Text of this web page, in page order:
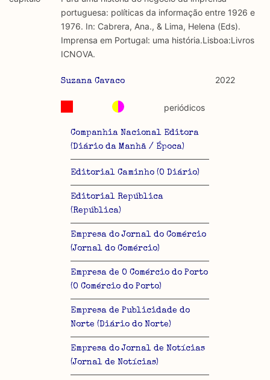
Limitações
A lista procura incluir as publicações mais relevantes
a algumas das publicações que aqui se encontram
discurso e uso da liberdade de expressão. Trata-se de
uma censura que é omnipresente, dado que é
constitutiva do próprio acto de fala.
Regulatória e Constitutiva : são combinadas ambas
Tipo investigação realizada
Os resultados obtidos podem ser exportados em formato
.csv para importação em programas de folha de cálculo
portuguesa: políticas da informação entre 1926 e
1976. In: Cabrera, Ana., & Lima, Helena (Eds).
Imprensa em Portugal: uma história.Lisboa:Livros
ICNOVA.
Suzana Cavaco 2022
Companhia Nacional Editora
(Diário da Manhã / Época)
Editorial Caminho (O Diário)
Editorial República
(República)
Empresa do Jornal do Comércio
(Jornal do Comércio)
Empresa de O Comércio do Porto
(O Comércio do Porto)
Empresa de Publicidade do
Norte (Diário do Norte)
Empresa do Jornal de Notícias
(Jornal de Notícias)
periódicos